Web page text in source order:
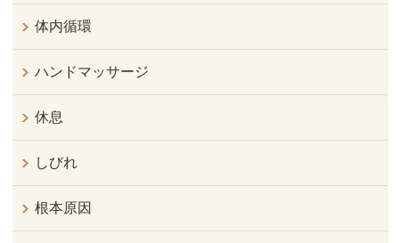
体内循環
ハンドマッサージ
休息
しびれ
根本原因